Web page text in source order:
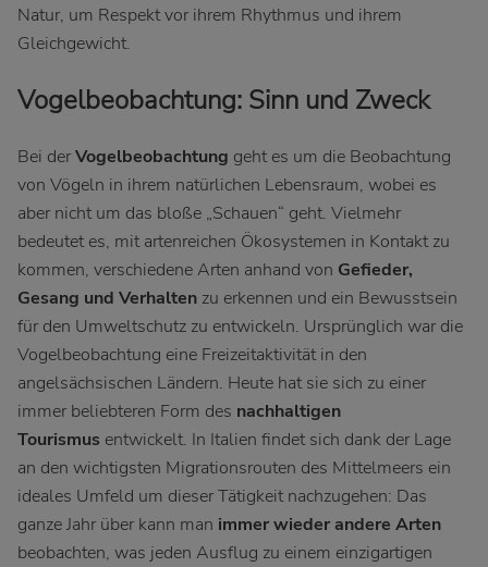
Natur, um Respekt vor ihrem Rhythmus und ihrem
Gleichgewicht.
Vogelbeobachtung: Sinn und Zweck
Bei derVogelbeobachtung geht es um die Beobachtung
von Vögeln in ihrem natürlichen Lebensraum, wobei es
aber nicht um das bloße „Schauen“ geht. Vielmehr
bedeutet es, mit artenreichen Ökosystemen in Kontakt zu
kommen, verschiedene Arten anhand von Gefieder,
Gesang und Verhalten zu erkennen und ein Bewusstsein
für den Umweltschutz zu entwickeln. Ursprünglich war die
Vogelbeobachtung eine Freizeitaktivität in den
angelsächsischen Ländern. Heute hat sie sich zu einer
immer beliebteren Form des nachhaltigen
Tourismus entwickelt. In Italien findet sich dank der Lage
an den wichtigsten Migrationsrouten des Mittelmeers ein
ideales Umfeld um dieser Tätigkeit nachzugehen: Das
ganze Jahr über kann man immer wieder andere Arten
beobachten, was jeden Ausflug zu einem einzigartigen